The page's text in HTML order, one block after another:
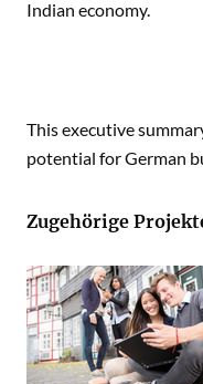
Indian economy.
This executive
potential for German
Zugehörige